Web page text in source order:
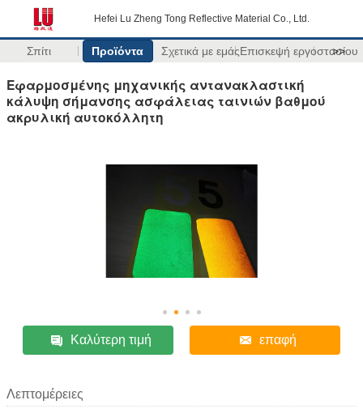
Hefei Lu Zheng Tong Reflective Material Co., Ltd.
Σπίτι Προϊόντα Σχετικά με εμάςΕπισκεψή εργοστασίου
>>
Εφαρμοσμένης μηχανικής αντανακλαστική
κάλυψη σήμανσης ασφάλειας ταινιών βαθμού
ακρυλική αυτοκόλλητη
Καλύτερη τιμή επαφή
Λεπτομέρειες